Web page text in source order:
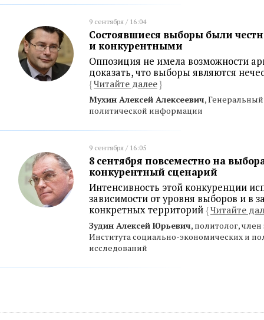
9 сентября / 16:04
Состоявшиеся выборы были
и конкурентными
Оппозиция не имела возможности
доказать, что выборы являются
{Читайте далее}
Мухин Алексей Алексеевич,
политической информации
9 сентября / 16:05
8 сентября повсеместно на
конкурентный сценарий
Интенсивность этой конкуренции
зависимости от уровня выборов и в
конкретных территорий {Читайте
Зудин Алексей Юрьевич, политолог, член
Института социально-экономических и
исследований